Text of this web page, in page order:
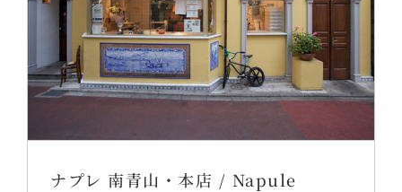
ナプレ 南青山・本店 / Napule